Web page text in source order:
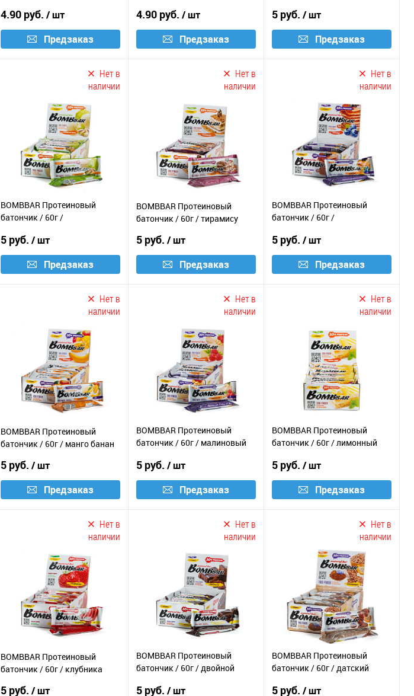
4.90 руб. / шт
Предзаказ
4.90 руб. / шт
Предзаказ
5 руб. / шт
Предзаказ
Нет в
наличии
BOMBBAR Протеиновый
батончик / 60г /
5 руб. / шт
Предзаказ
Нет в
наличии
BOMBBAR Протеиновый
батончик / 60г / тирамису
5 руб. / шт
Предзаказ
Нет в
наличии
BOMBBAR Протеиновый
батончик / 60г /
панкейк
5 руб. / шт
Предзаказ
Нет в
наличии
BOMBBAR Протеиновый
батончик / 60г / манго банан
5 руб. / шт
Предзаказ
Нет в
наличии
BOMBBAR Протеиновый
батончик / 60г / малиновый
5 руб. / шт
Предзаказ
Нет в
наличии
BOMBBAR Протеиновый
батончик / 60г / лимонный
5 руб. / шт
Предзаказ
Нет в
наличии
BOMBBAR Протеиновый
батончик / 60г / клубника
5 руб. / шт
Нет в
наличии
BOMBBAR Протеиновый
батончик / 60г / двойной
5 руб. / шт
Нет в
наличии
BOMBBAR Протеиновый
батончик / 60г / датский
5 руб. / шт